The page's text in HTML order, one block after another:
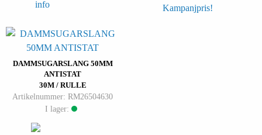
Kampanjpris!
DAMMSUGARSLANG 50MM
ANTISTAT
30M / RULLE
Artikelnummer: RM26504630
I lager: